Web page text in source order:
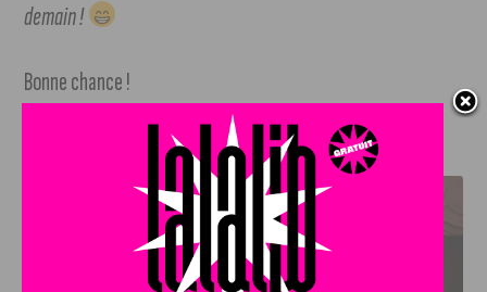
demain !
Bonne chance !